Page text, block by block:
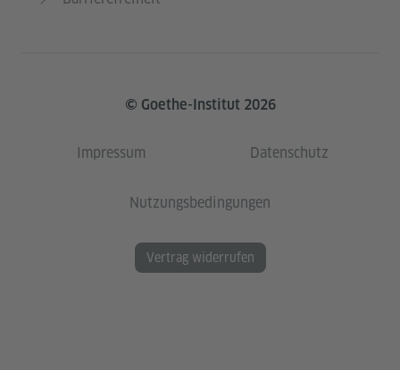
© Goethe-Institut 2026
Impressum Datenschutz
Nutzungsbedingungen
Vertrag widerrufen